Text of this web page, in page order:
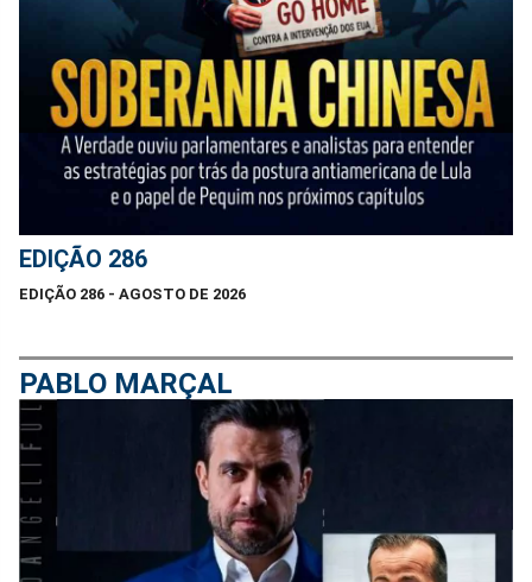
EDIÇÃO 286
EDIÇÃO 286 - AGOSTO DE 2026
PABLO MARÇAL